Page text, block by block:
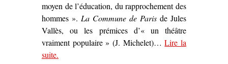
moyen de l’éducation, du rapprochement des
hommes ». La Commune de Paris de Jules
Vallès, ou les prémices d’« un théâtre
vraiment populaire » (J. Michelet)…Lire la
suite– ‘
.